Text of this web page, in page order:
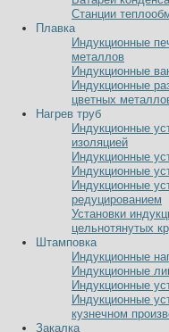
Станции
Плавка
Индукционные
металлов
Индукционные
Индукционные
цветных
Нагрев труб
Индукционные
изоляцией
Индукционные
Индукционные
Индукционные
редуцированием
Установки
цельнотянутых
Штамповка
Индукционные
Индукционные
Индукционные
Индукционные
кузнечном
Закалка